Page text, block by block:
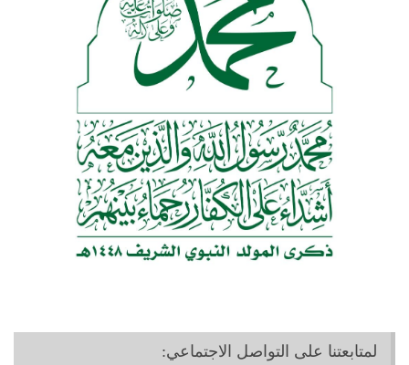
لمتابعتنا على التواصل الاجتماعي: